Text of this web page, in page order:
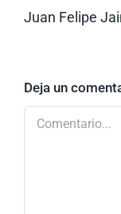
Juan Felipe
Deja un
Comentario